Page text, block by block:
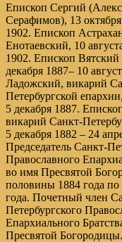
Епископ Сергий
Серафимов), 13
1902. Епископ
Енотаевский, 10
1902. Епископ
декабря 1887– 10
Ладожский, викарий
Петербургской
5 декабря 1887.
викарий Санкт-
5 декабря 1882 – 24
Председатель Санкт-
Православного
во имя Пресвятой
половины 1884 года по
года. Почетный член
Петербургского
Епархиального
Пресвятой Богородицы.